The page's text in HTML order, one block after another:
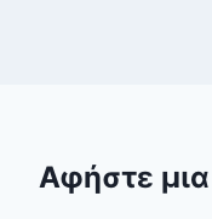
Αφήστε